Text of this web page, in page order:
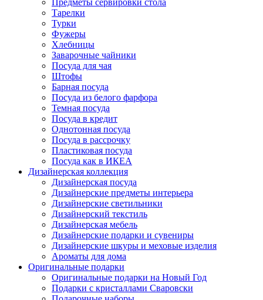
Предметы сервировки стола
Тарелки
Турки
Фужеры
Хлебницы
Заварочные чайники
Посуда для чая
Штофы
Барная посуда
Посуда из белого фарфора
Темная посуда
Посуда в кредит
Однотонная посуда
Посуда в рассрочку
Пластиковая посуда
Посуда как в ИКЕА
Дизайнерская коллекция
Дизайнерская посуда
Дизайнерские предметы интерьера
Дизайнерские светильники
Дизайнерский текстиль
Дизайнерская мебель
Дизайнерские подарки и сувениры
Дизайнерские шкуры и меховые изделия
Ароматы для дома
Оригинальные подарки
Оригинальные подарки на Новый Год
Подарки с кристаллами Сваровски